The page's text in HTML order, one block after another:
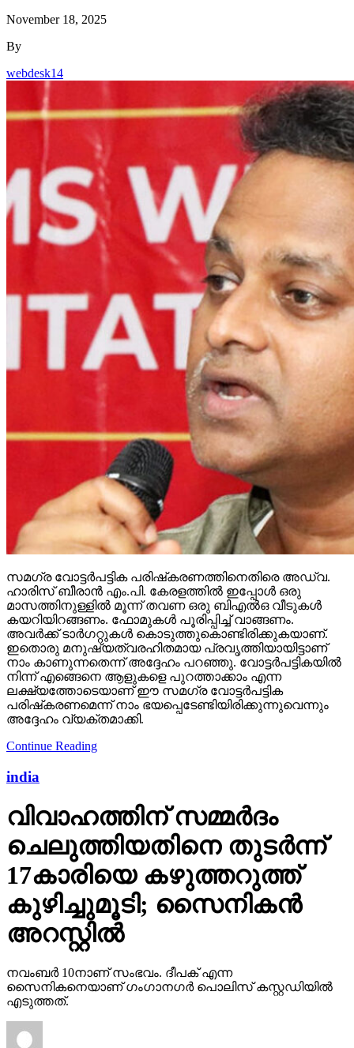
November 18, 2025
By
webdesk14
സമഗ്ര വോട്ടര്‍പട്ടിക പരിഷ്‌കരണത്തിനെതിരെ അഡ്വ.
ഹാരിസ് ബീരാന്‍ എം.പി. കേരളത്തില്‍ ഇപ്പോള്‍ ഒരു
മാസത്തിനുള്ളില്‍ മൂന്ന് തവണ ഒരു ബിഎല്‍ഒ വീടുകള്‍
കയറിയിറങ്ങണം. ഫോമുകള്‍ പൂരിപ്പിച്ച് വാങ്ങണം.
അവര്‍ക്ക് ടാര്‍ഗറ്റുകള്‍ കൊടുത്തുകൊണ്ടിരിക്കുകയാണ്.
ഇതൊരു മനുഷ്യത്വരഹിതമായ പ്രവൃത്തിയായിട്ടാണ്
നാം കാണുന്നതെന്ന് അദ്ദേഹം പറഞ്ഞു. വോട്ടര്‍പട്ടികയില്‍
നിന്ന് എങ്ങെനെ ആളുകളെ പുറത്താക്കാം എന്ന
ലക്ഷ്യത്തോടെയാണ് ഈ സമഗ്ര വോട്ടര്‍പട്ടിക
പരിഷ്‌കരണമെന്ന് നാം ഭയപ്പെടേണ്ടിയിരിക്കുന്നുവെന്നും
അദ്ദേഹം വ്യക്തമാക്കി.
Continue Reading
india
വിവാഹത്തിന് സമ്മര്‍ദം
ചെലുത്തിയതിനെ തുടര്‍ന്ന്
17കാരിയെ കഴുത്തറുത്ത്
കുഴിച്ചുമൂടി; സൈനികന്‍
അറസ്റ്റില്‍
നവംബര്‍ 10നാണ് സംഭവം. ദീപക് എന്ന
സൈനികനെയാണ് ഗംഗാനഗര്‍ പൊലിസ് കസ്റ്റഡിയില്‍
എടുത്തത്.